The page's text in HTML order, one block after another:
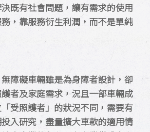
既有社會問題，讓有需求的使用
，靠服務衍生利潤，而不是單純
障礙車輛雖是為身障者設計，卻
者及家庭需求，況且一部車輛成
受照護者」的狀況不同，需要有
入研究，盡量擴大車款的適用情